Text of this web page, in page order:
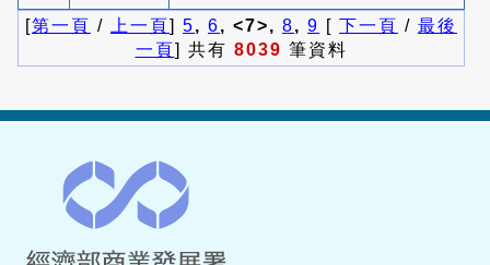
[第一頁 / 上一頁] 5, 6, <7>, 8, 9 [ 下一頁 / 最後
一頁] 共有 8039 筆資料